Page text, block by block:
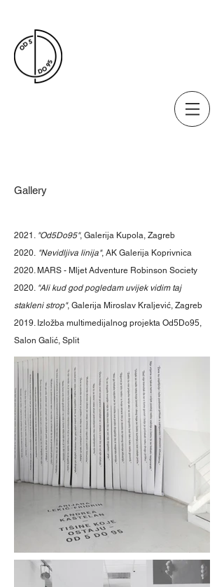
Gallery
2021. "Od5Do95", Galerija Kupola, Zagreb
2020. "Nevidljiva linija", AK Galerija Koprivnica
2020. MARS - Mljet Adventure Robinson Society
2020. "Ali kud god pogledam uvijek vidim taj
stakleni strop", Galerija Miroslav Kraljević, Zagreb
2019. Izložba multimedijalnog projekta Od5Do95,
Salon Galić, Split